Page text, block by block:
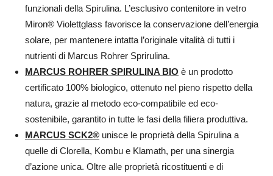
funzionali della Spirulina. L’esclusivo contenitore in vetro
Miron® Violettglass favorisce la conservazione dell’energia
solare, per mantenere intatta l’originale vitalità di tutti i
nutrienti di Marcus Rohrer Sprirulina.
MARCUS ROHRER SPIRULINA BIO è un prodotto
certificato 100% biologico, ottenuto nel pieno rispetto della
natura, grazie al metodo eco-compatibile ed eco-
sostenibile, garantito in tutte le fasi della filiera produttiva.
MARCUS SCK2® unisce le proprietà della Spirulina a
quelle di Clorella, Kombu e Klamath, per una sinergia
d’azione unica. Oltre alle proprietà ricostituenti e di